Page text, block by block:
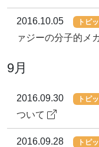
2016.10.05 トピ
ァジーの分子的メ
9月
2016.09.30 トピ
ついて
2016.09.28 トピ